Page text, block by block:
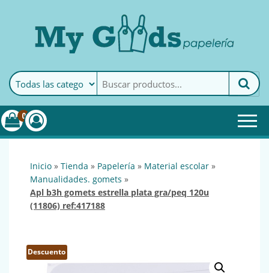
MyGoods · PapeleríaMy Goods es tu papelería
online de confianza. Podrás
encontrar todo lo necesario
0
inicio » tienda » papelería » material escolar »
manualidades. gomets »
apl b3h gomets estrella plata gra/peq 120u
(11806) ref:417188
Descuento